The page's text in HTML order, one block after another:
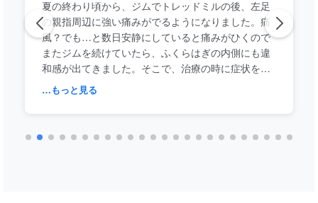
夏の終わり頃から、ジムでトレッドミルの後、左足
の親指周辺に強い痛みがでるようになりました。痛
風？でも…と数日安静にしていると痛みがひくので
またジムを続けていたら、ふくらはぎの内側にも違
和感が出てきました。そこで、治療の時に症状を伝
えると、種子骨障害！と聞き慣れない診断名を告げ
られ、いつものごとく痛みの場所ではなく、足を中
…もっと見る